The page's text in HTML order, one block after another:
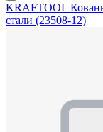
KRAFTOOL
стали (23508-12)